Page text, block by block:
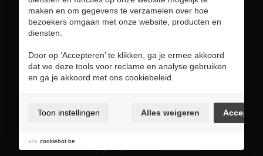
Veilig online winkelen
Gebruiksvoorwaarden & privacybeleid
Sitemap
Met zorg geslepen door
maken en om gegevens te verzamelen over hoe
bezoekers omgaan met onze website, producten en
diensten.
Door op ‘Accepteren’ te klikken, ga je ermee akkoord
dat we deze tools voor reclame en analyse gebruiken
en ga je akkoord met ons cookiebeleid.
Toon instellingen Alles weigeren
cookiebot.be